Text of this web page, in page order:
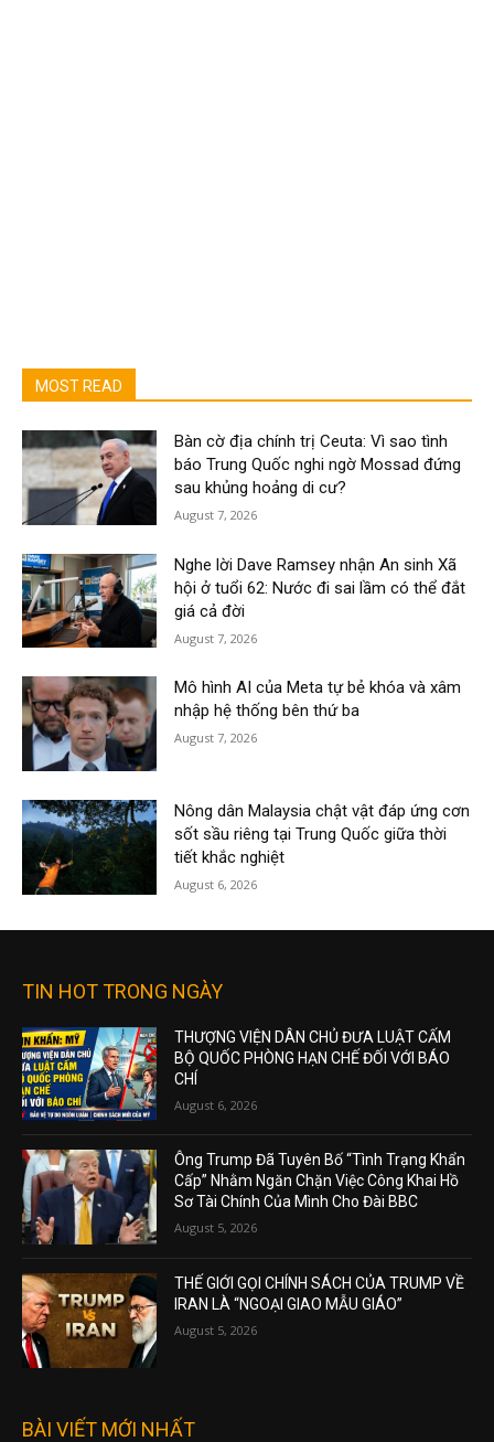
MOST READ
Bàn cờ địa chính trị Ceuta: Vì sao tình
báo Trung Quốc nghi ngờ Mossad đứng
sau khủng hoảng di cư?
August 7, 2026
Nghe lời Dave Ramsey nhận An sinh Xã
hội ở tuổi 62: Nước đi sai lầm có thể đắt
giá cả đời
August 7, 2026
Mô hình AI của Meta tự bẻ khóa và xâm
nhập hệ thống bên thứ ba
August 7, 2026
Nông dân Malaysia chật vật đáp ứng cơn
sốt sầu riêng tại Trung Quốc giữa thời
tiết khắc nghiệt
August 6, 2026
TIN HOT TRONG NGÀY
THƯỢNG VIỆN DÂN CHỦ ĐƯA LUẬT CẤM
BỘ QUỐC PHÒNG HẠN CHẾ ĐỐI VỚI BÁO
CHÍ
August 6, 2026
Ông Trump Đã Tuyên Bố “Tình Trạng Khẩn
Cấp” Nhằm Ngăn Chặn Việc Công Khai Hồ
Sơ Tài Chính Của Mình Cho Đài BBC
August 5, 2026
THẾ GIỚI GỌI CHÍNH SÁCH CỦA TRUMP VỀ
IRAN LÀ “NGOẠI GIAO MẪU GIÁO”
August 5, 2026
BÀI VIẾT MỚI NHẤT